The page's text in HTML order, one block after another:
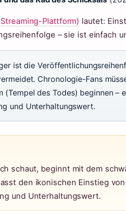
Plattform) lautet:
– sie ist einfach
ist die
Chronologie-Fans
(Tempel des Todes) beginnen –
und Unterhaltungswert.
schaut, beginnt mit dem
den ikonischen Einstieg
und Unterhaltungswert.